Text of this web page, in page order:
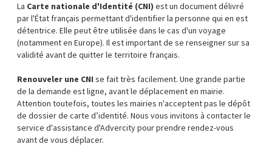
La Carte nationale d'Identité (CNI) est un document délivré
par l'État français permettant d'identifier la personne qui en est
détentrice. Elle peut être utilisée dans le cas d'un voyage
(notamment en Europe). Il est important de se renseigner sur sa
validité avant de quitter le territoire français.
Renouveler une CNI se fait très facilement. Une grande partie
de la demande est ligne, avant le déplacement en mairie.
Attention toutefois, toutes les mairies n'acceptent pas le dépôt
de dossier de carte d’identité. Nous vous invitons à contacter le
service d'assistance d'Advercity pour prendre rendez-vous
avant de vous déplacer.